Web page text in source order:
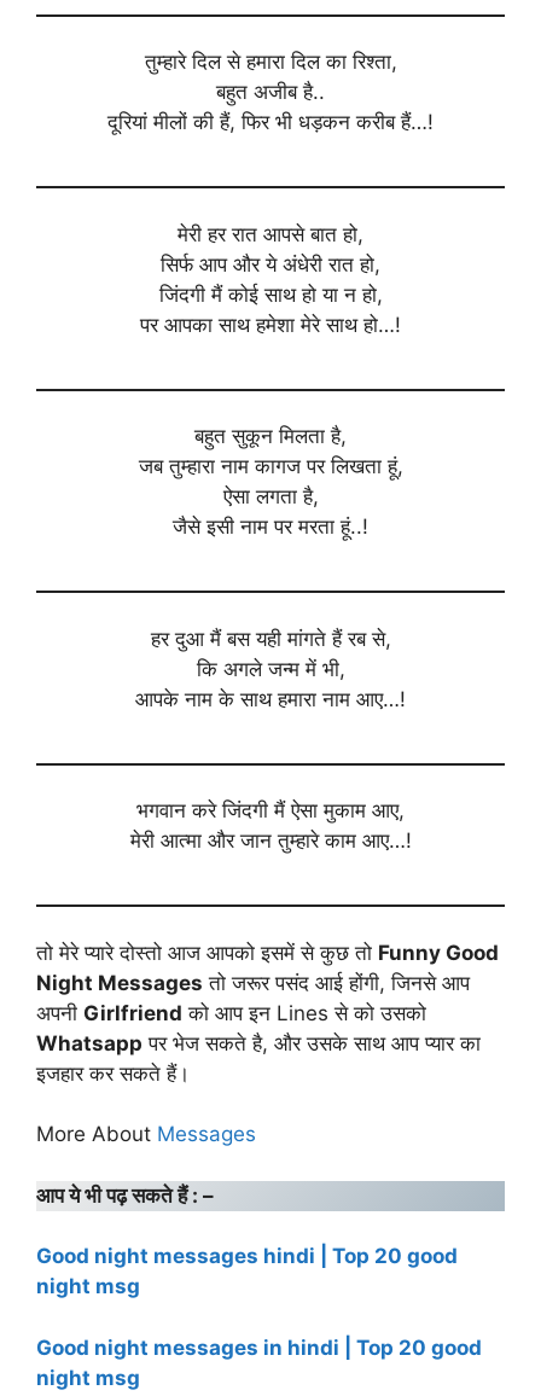
तुम्हारे दिल से हमारा दिल का रिश्ता,
बहुत अजीब है..
दूरियां मीलों की हैं, फिर भी धड़कन करीब हैं…!
मेरी हर रात आपसे बात हो,
सिर्फ आप और ये अंधेरी रात हो,
जिंदगी मैं कोई साथ हो या न हो,
पर आपका साथ हमेशा मेरे साथ हो…!
बहुत सुकून मिलता है,
जब तुम्हारा नाम कागज पर लिखता हूं,
ऐसा लगता है,
जैसे इसी नाम पर मरता हूं..!
हर दुआ मैं बस यही मांगते हैं रब से,
कि अगले जन्म में भी,
आपके नाम के साथ हमारा नाम आए…!
भगवान करे जिंदगी मैं ऐसा मुकाम आए,
मेरी आत्मा और जान तुम्हारे काम आए…!
तो मेरे प्यारे दोस्तो आज आपको इसमें से कुछ तो Funny Good
Night Messages तो जरूर पसंद आई होंगी, जिनसे आप
अपनी Girlfriend को आप इन Lines से को उसको
Whatsapp पर भेज सकते है, और उसके साथ आप प्यार का
इजहार कर सकते हैं।
More About Messages
आप ये भी पढ़ सकते हैं : –
Good night messages hindi | Top 20 good
night msg
Good night messages in hindi | Top 20 good
night msg